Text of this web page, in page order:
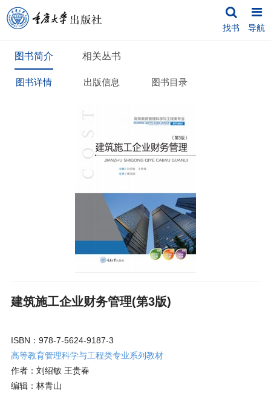
找书 导航
图书简介 相关丛书
图书详情 出版信息 图书目录
建筑施工企业财务管理(第3版)
ISBN：978-7-5624-9187-3
高等教育管理科学与工程类专业系列教材
作者：刘绍敏 王贵春
编辑：林青山